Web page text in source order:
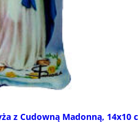
z Cudowną Madonną, 14x10